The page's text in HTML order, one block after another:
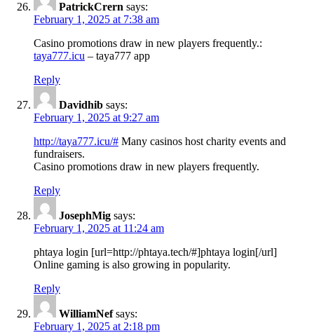
PatrickCrern says:
February 1, 2025 at 7:38 am
Casino promotions draw in new players frequently.:
taya777.icu – taya777 app
Reply
Davidhib says:
February 1, 2025 at 9:27 am
http://taya777.icu/# Many casinos host charity events and
fundraisers.
Casino promotions draw in new players frequently.
Reply
JosephMig says:
February 1, 2025 at 11:24 am
phtaya login [url=http://phtaya.tech/#]phtaya login[/url]
Online gaming is also growing in popularity.
Reply
WilliamNef says:
February 1, 2025 at 2:18 pm